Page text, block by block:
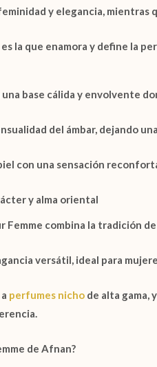
y elegancia, mientras
la que enamora y define la
base cálida y envolvente
del ámbar, dejando
con una sensación
y alma oriental
Femme combina la tradición
versátil, ideal para
perfumes nicho de alta gama,
de Afnan?